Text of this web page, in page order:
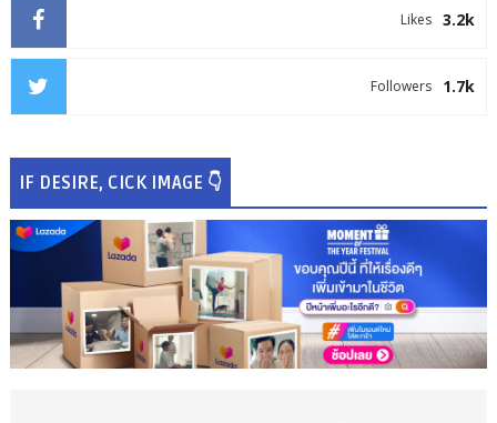
3.2k
Likes
1.7k
Followers
IF DESIRE, CICK IMAGE 👇